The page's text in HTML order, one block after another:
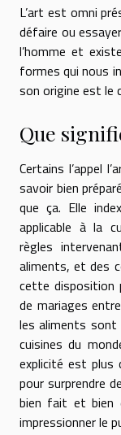
L’art est omni
défaire ou
l’homme et
formes qui nous
son origine est le
Que
Certains l’appel
savoir bien
que ça. Elle
applicable à la
règles
aliments, et des
cette disposition
de mariages
les aliments
cuisines du
explicité est plus
pour surprendre
bien fait et bien
impressionner le